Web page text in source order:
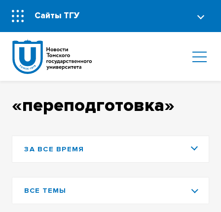
Сайты ТГУ
«переподготовка»
ЗА ВСЕ ВРЕМЯ
ВСЕ ТЕМЫ